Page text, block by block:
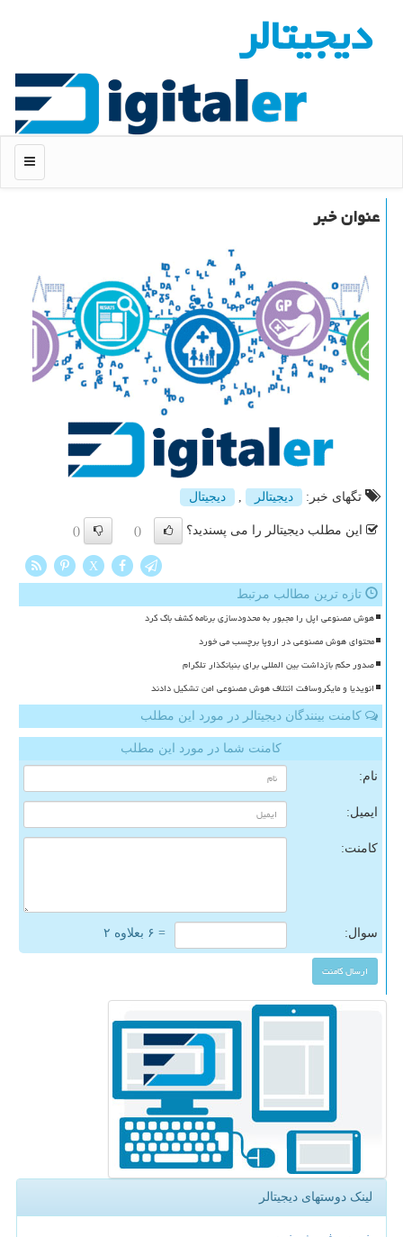
دیجیتالر
منو
عنوان خبر
تگهای خبر: دیجیتالر دیجیتال
این مطلب دیجیتالر را می پسندید؟ ()
()
X
تازه ترین مطالب مرتبط
هوش مصنوعی اپل را مجبور به محدودسازی برنامه کشف باگ کرد
محتوای هوش مصنوعی در اروپا برچسب می خورد
صدور حکم بازداشت بین المللی برای بنیانگذار تلگرام
انویدیا و مایکروسافت ائتلاف هوش مصنوعی امن تشکیل دادند
کامنت بینندگان دیجیتالر در مورد این مطلب
کامنت شما در مورد این مطلب
نام:
ایمیل:
کامنت:
سوال: = ۶ بعلاوه ۲
لینک دوستهای دیجیتالر